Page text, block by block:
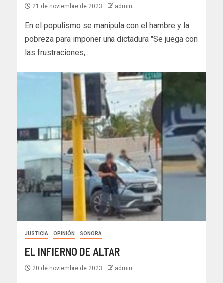
21 de noviembre de 2023 admin
En el populismo se manipula con el hambre y la
pobreza para imponer una dictadura "Se juega con
las frustraciones,...
JUSTICIA OPINIÓN SONORA
EL INFIERNO DE ALTAR
20 de noviembre de 2023 admin